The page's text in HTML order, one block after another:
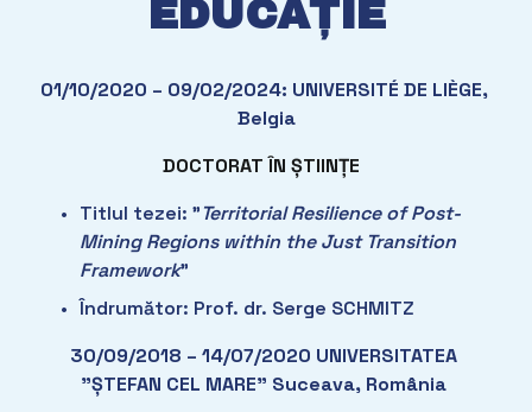
EDUCAȚIE
01/10/2020 – 09/02/2024: UNIVERSITÉ DE LIÈGE,
Belgia
DOCTORAT ÎN ȘTIINȚE
Titlul tezei: ”Territorial Resilience of Post-
Mining Regions within the Just Transition
Framework”
Îndrumător: Prof. dr. Serge SCHMITZ
30/09/2018 – 14/07/2020 UNIVERSITATEA
”ȘTEFAN CEL MARE” Suceava, România